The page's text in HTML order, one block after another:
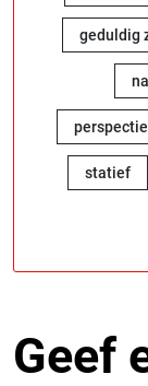
geduldig
statief
Geef